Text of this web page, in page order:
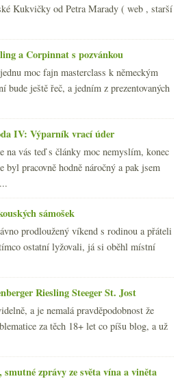
Kukvičky od Petra Marady ( web , starší
a Corpinnat s pozvánkou
moc fajn masterclass k německým
bude ještě řeč, a jedním z prezentovaných
IV: Výparník vrací úder
na vás teď s články moc nemyslím, konec
byl pracovně hodně náročný a pak jsem
sámošek
prodloužený víkend s rodinou a přáteli
ostatní lyžovali, já si oběhl místní
Riesling Steeger St. Jost
a je nemalá pravděpodobnost že
za těch 18+ let co píšu blog, a už
zprávy ze světa vína a viněta